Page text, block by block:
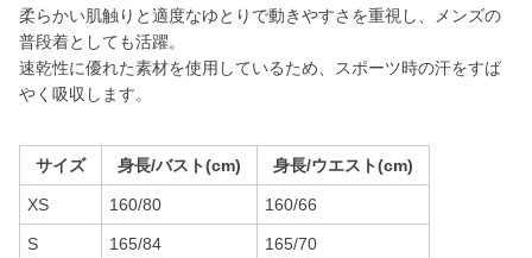
柔らかい肌触りと適度なゆとりで動きやすさを重視し、メンズの
普段着としても活躍。
速乾性に優れた素材を使用しているため、スポーツ時の汗をすば
やく吸収します。
サイズ 身長/バスト(cm) 身長/ウエスト(cm)
XS 160/80 160/66
S 165/84 165/70